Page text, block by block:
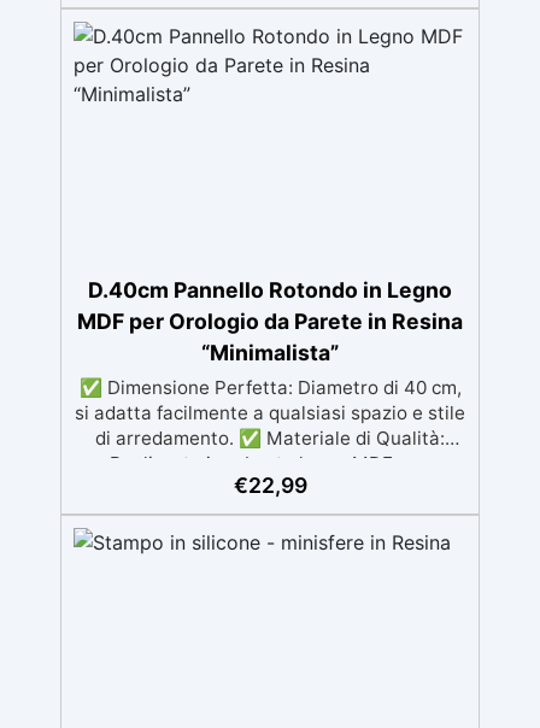
finitura protettiva antigraffio. ✅ Risultati
professionali: Sistema autolivellante,
resistente ai raggi UV, duraturo e con finitura
D.40cm Pannello Rotondo in Legno
MDF per Orologio da Parete in Resina
“Minimalista”
✅ Dimensione Perfetta: Diametro di 40 cm,
si adatta facilmente a qualsiasi spazio e stile
di arredamento. ✅ Materiale di Qualità:
Realizzato in robusto legno MDF, per
garantire durata e resistenza nel tempo. ✅
Design Minimalista: Linee pulite e raffinate
che si integrano perfettamente con ogni
€22,99